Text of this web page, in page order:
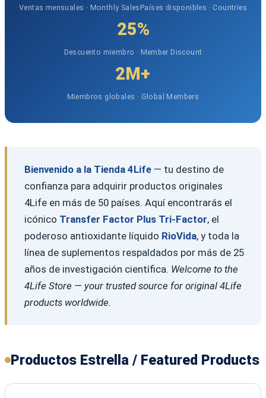
Ventas mensuales · Monthly SalesPaíses disponibles · Countries
25%
Descuento miembro · Member Discount
2M+
Miembros globales · Global Members
Bienvenido a la Tienda 4Life— tu destino de
confianza para adquirir productos originales
4Life en más de 50 países. Aquí encontrarás el
icónico Transfer Factor Plus Tri-Factor, el
poderoso antioxidante líquido RioVida, y toda la
línea de suplementos respaldados por más de 25
años de investigación científica. Welcome to the
4Life Store — your trusted source for original 4Life
products worldwide.
Productos Estrella / Featured Products